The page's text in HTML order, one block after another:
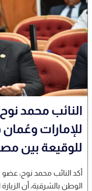
النائب محمد
للإمارات
للوقيعة بين
أكد النائب محمد نوح،
الوطن بالشرقية، أن